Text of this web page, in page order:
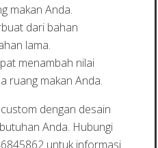
makan Anda.
dari bahan
lama.
menambah nilai
ruang makan Anda.
dengan desain
Anda. Hubungi
untuk informasi